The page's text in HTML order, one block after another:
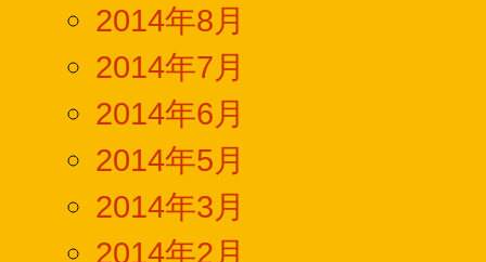
2014年8月
2014年7月
2014年6月
2014年5月
2014年3月
2014年2月